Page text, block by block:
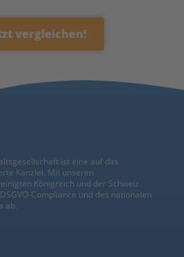
vergleichen!
ist eine auf das
Kanzlei. Mit unseren
Königreich und der Schweiz
Compliance und des nationalen
ab.